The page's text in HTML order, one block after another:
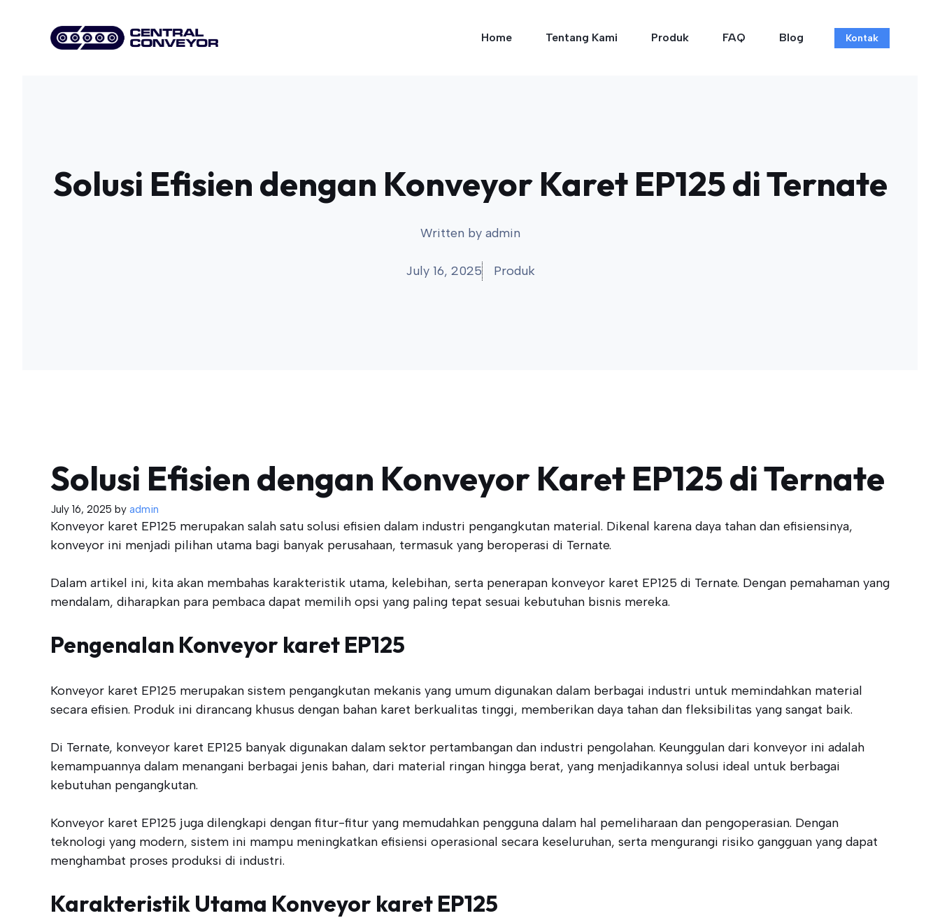
Home Tentang Kami Produk FAQ Blog Kontak
Solusi Efisien dengan Konveyor Karet EP125 di Ternate
Written by admin
July 16, 2025 Produk
Solusi Efisien dengan Konveyor Karet EP125 di Ternate
July 16, 2025 by admin
Konveyor karet EP125 merupakan salah satu solusi efisien dalam industri pengangkutan material. Dikenal karena daya tahan dan efisiensinya,
konveyor ini menjadi pilihan utama bagi banyak perusahaan, termasuk yang beroperasi di Ternate.
Dalam artikel ini, kita akan membahas karakteristik utama, kelebihan, serta penerapan konveyor karet EP125 di Ternate. Dengan pemahaman yang
mendalam, diharapkan para pembaca dapat memilih opsi yang paling tepat sesuai kebutuhan bisnis mereka.
Pengenalan Konveyor karet EP125
Konveyor karet EP125 merupakan sistem pengangkutan mekanis yang umum digunakan dalam berbagai industri untuk memindahkan material
secara efisien. Produk ini dirancang khusus dengan bahan karet berkualitas tinggi, memberikan daya tahan dan fleksibilitas yang sangat baik.
Di Ternate, konveyor karet EP125 banyak digunakan dalam sektor pertambangan dan industri pengolahan. Keunggulan dari konveyor ini adalah
kemampuannya dalam menangani berbagai jenis bahan, dari material ringan hingga berat, yang menjadikannya solusi ideal untuk berbagai
kebutuhan pengangkutan.
Konveyor karet EP125 juga dilengkapi dengan fitur-fitur yang memudahkan pengguna dalam hal pemeliharaan dan pengoperasian. Dengan
teknologi yang modern, sistem ini mampu meningkatkan efisiensi operasional secara keseluruhan, serta mengurangi risiko gangguan yang dapat
menghambat proses produksi di industri.
Karakteristik Utama Konveyor karet EP125